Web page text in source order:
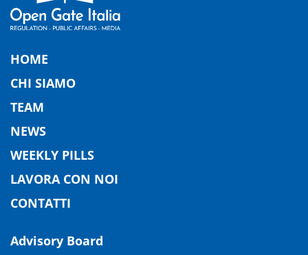
HOME
CHI SIAMO
TEAM
NEWS
WEEKLY PILLS
LAVORA CON NOI
CONTATTI
Advisory Board